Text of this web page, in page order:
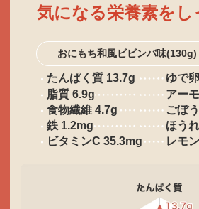
気になる栄養素をし
おにもち和風ビビンバ味(130g)
たんぱく質 13.7g ゆで卵
脂質 6.9g アー
食物繊維 4.7g ごぼう
鉄 1.2mg ほう
ビタミンC 35.3mg レモン